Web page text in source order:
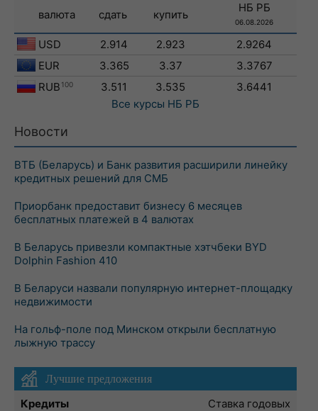
валюта сдать купить
НБ РБ
06.08.2026
USD 2.914 2.923
2.9264
EUR
3.365 3.37
3.3767
RUB 100 3.511 3.535
3.6441
Все курсы НБ РБ
Новости
ВТБ (Беларусь) и Банк развития расширили линейку
кредитных решений для СМБ
Приорбанк предоставит бизнесу 6 месяцев
бесплатных платежей в 4 валютах
В Беларусь привезли компактные хэтчбеки BYD
Dolphin Fashion 410
В Беларуси назвали популярную интернет-площадку
недвижимости
На гольф-поле под Минском открыли бесплатную
лыжную трассу
Лучшие предложения
Кредиты
Ставка годовых